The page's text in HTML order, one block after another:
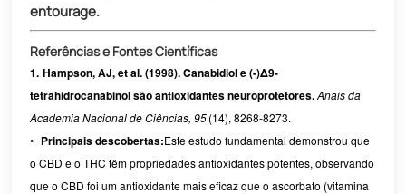
entourage.
Referências e Fontes Científicas
1. Hampson, AJ, et al. (1998). Canabidiol e (-)Δ9-
tetrahidrocanabinol são antioxidantes neuroprotetores.​Anais da
Academia Nacional de Ciências, 95(14), 8268-8273.
• Principais descobertas:Este estudo fundamental demonstrou que
o CBD e o THC têm propriedades antioxidantes potentes, observando
que o CBD foi um antioxidante mais eficaz que o ascorbato (vitamina